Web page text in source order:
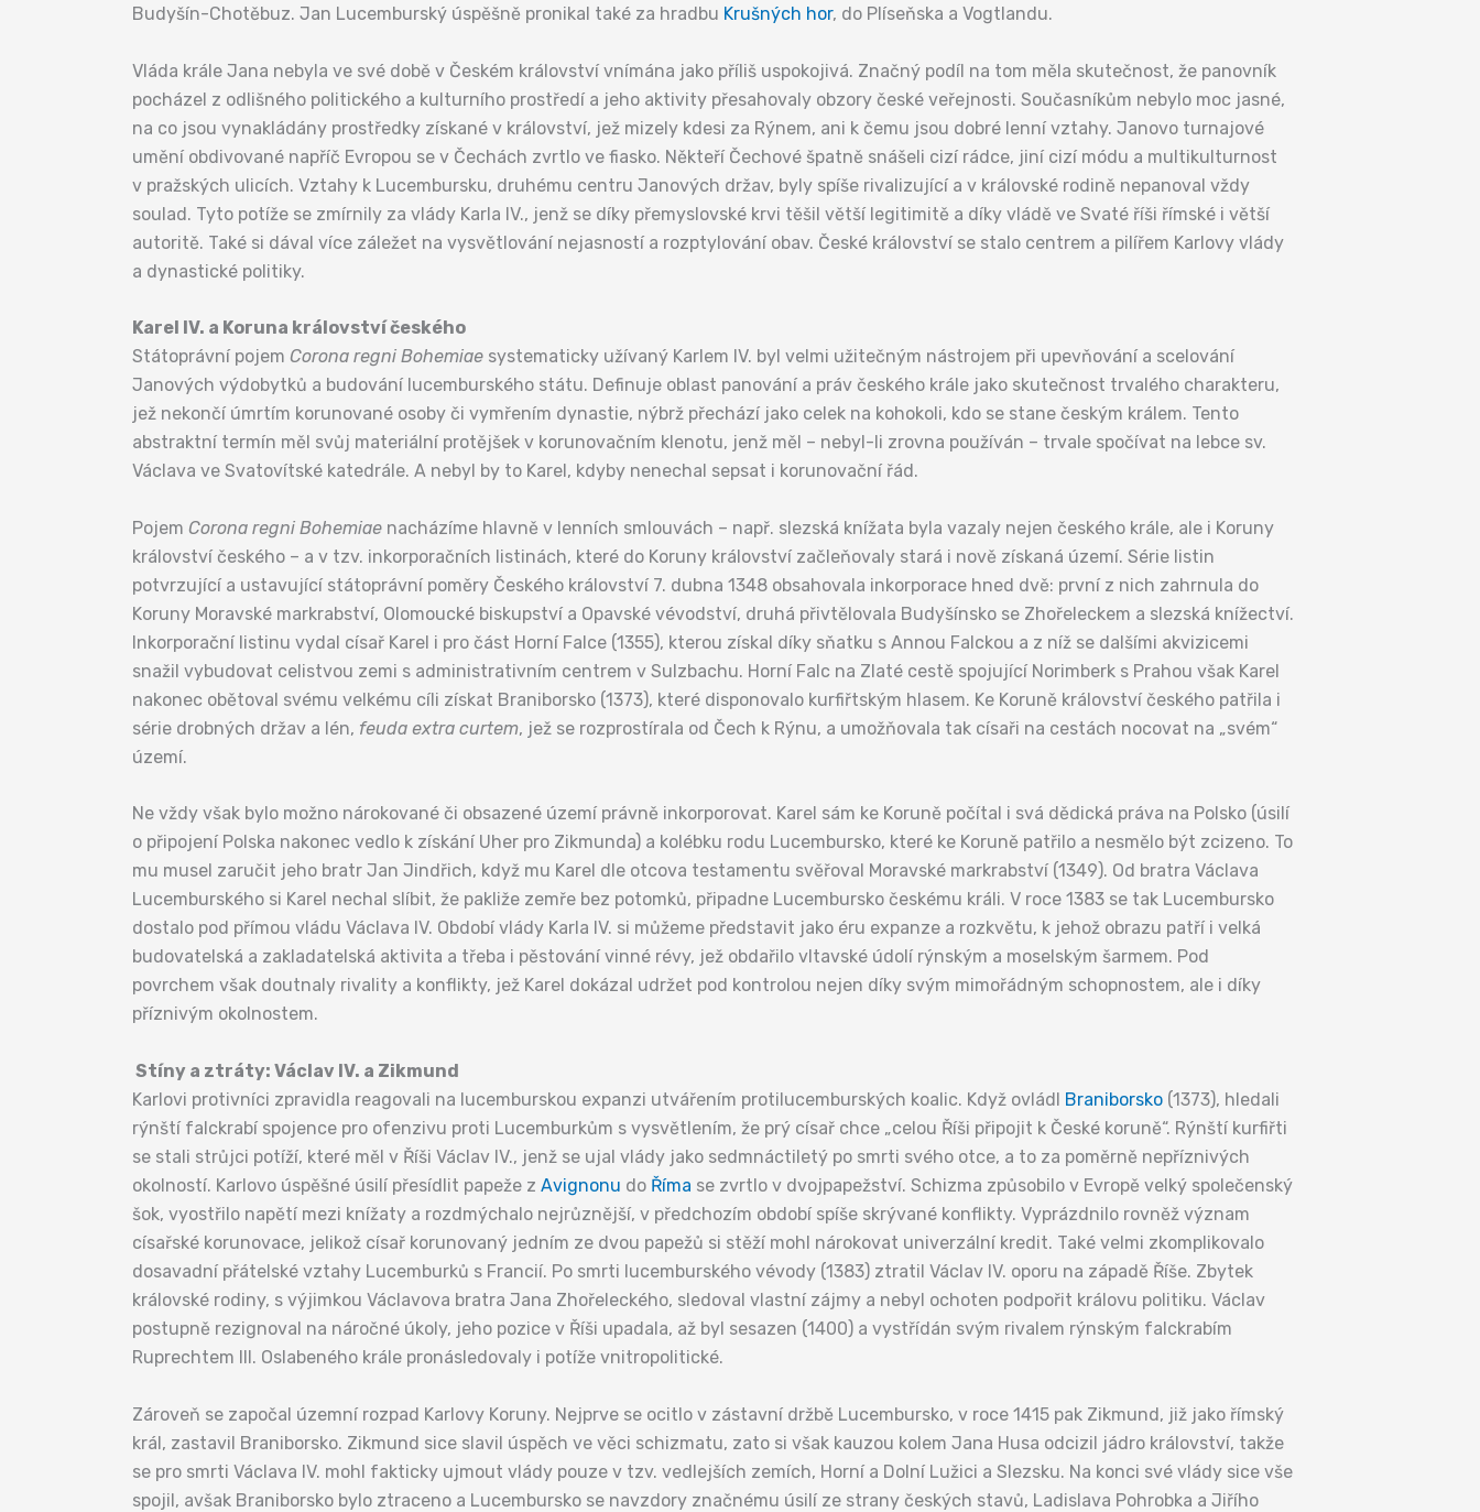
Budyšín-Chotěbuz. Jan Lucemburský úspěšně pronikal také za hradbu Krušných hor, do Plíseňska a Vogtlandu.
Vláda krále Jana nebyla ve své době v Českém království vnímána jako příliš uspokojivá. Značný podíl na tom měla skutečnost, že panovník
pocházel z odlišného politického a kulturního prostředí a jeho aktivity přesahovaly obzory české veřejnosti. Současníkům nebylo moc jasné,
na co jsou vynakládány prostředky získané v království, jež mizely kdesi za Rýnem, ani k čemu jsou dobré lenní vztahy. Janovo turnajové
umění obdivované napříč Evropou se v Čechách zvrtlo ve fiasko. Někteří Čechové špatně snášeli cizí rádce, jiní cizí módu a multikulturnost
v pražských ulicích. Vztahy k Lucembursku, druhému centru Janových držav, byly spíše rivalizující a v královské rodině nepanoval vždy
soulad. Tyto potíže se zmírnily za vlády Karla IV., jenž se díky přemyslovské krvi těšil větší legitimitě a díky vládě ve Svaté říši římské i větší
autoritě. Také si dával více záležet na vysvětlování nejasností a rozptylování obav. České království se stalo centrem a pilířem Karlovy vlády
a dynastické politiky.
Karel IV. a Koruna království českého
Státoprávní pojem Corona regni Bohemiae systematicky užívaný Karlem IV. byl velmi užitečným nástrojem při upevňování a scelování
Janových výdobytků a budování lucemburského státu. Definuje oblast panování a práv českého krále jako skutečnost trvalého charakteru,
jež nekončí úmrtím korunované osoby či vymřením dynastie, nýbrž přechází jako celek na kohokoli, kdo se stane českým králem. Tento
abstraktní termín měl svůj materiální protějšek v korunovačním klenotu, jenž měl – nebyl-li zrovna používán – trvale spočívat na lebce sv.
Václava ve Svatovítské katedrále. A nebyl by to Karel, kdyby nenechal sepsat i korunovační řád.
Pojem Corona regni Bohemiae nacházíme hlavně v lenních smlouvách – např. slezská knížata byla vazaly nejen českého krále, ale i Koruny
království českého – a v tzv. inkorporačních listinách, které do Koruny království začleňovaly stará i nově získaná území. Série listin
potvrzující a ustavující státoprávní poměry Českého království 7. dubna 1348 obsahovala inkorporace hned dvě: první z nich zahrnula do
Koruny Moravské markrabství, Olomoucké biskupství a Opavské vévodství, druhá přivtělovala Budyšínsko se Zhořeleckem a slezská knížectví.
Inkorporační listinu vydal císař Karel i pro část Horní Falce (1355), kterou získal díky sňatku s Annou Falckou a z níž se dalšími akvizicemi
snažil vybudovat celistvou zemi s administrativním centrem v Sulzbachu. Horní Falc na Zlaté cestě spojující Norimberk s Prahou však Karel
nakonec obětoval svému velkému cíli získat Braniborsko (1373), které disponovalo kurfiřtským hlasem. Ke Koruně království českého patřila i
série drobných držav a lén, feuda extra curtem, jež se rozprostírala od Čech k Rýnu, a umožňovala tak císaři na cestách nocovat na „svém“
území.
Ne vždy však bylo možno nárokované či obsazené území právně inkorporovat. Karel sám ke Koruně počítal i svá dědická práva na Polsko (úsilí
o připojení Polska nakonec vedlo k získání Uher pro Zikmunda) a kolébku rodu Lucembursko, které ke Koruně patřilo a nesmělo být zcizeno. To
mu musel zaručit jeho bratr Jan Jindřich, když mu Karel dle otcova testamentu svěřoval Moravské markrabství (1349). Od bratra Václava
Lucemburského si Karel nechal slíbit, že pakliže zemře bez potomků, připadne Lucembursko českému králi. V roce 1383 se tak Lucembursko
dostalo pod přímou vládu Václava IV. Období vlády Karla IV. si můžeme představit jako éru expanze a rozkvětu, k jehož obrazu patří i velká
budovatelská a zakladatelská aktivita a třeba i pěstování vinné révy, jež obdařilo vltavské údolí rýnským a moselským šarmem. Pod
povrchem však doutnaly rivality a konflikty, jež Karel dokázal udržet pod kontrolou nejen díky svým mimořádným schopnostem, ale i díky
příznivým okolnostem.
Stíny a ztráty: Václav IV. a Zikmund
Karlovi protivníci zpravidla reagovali na lucemburskou expanzi utvářením protilucemburských koalic. Když ovládl Braniborsko (1373), hledali
rýnští falckrabí spojence pro ofenzivu proti Lucemburkům s vysvětlením, že prý císař chce „celou Říši připojit k České koruně“. Rýnští kurfiřti
se stali strůjci potíží, které měl v Říši Václav IV., jenž se ujal vlády jako sedmnáctiletý po smrti svého otce, a to za poměrně nepříznivých
okolností. Karlovo úspěšné úsilí přesídlit papeže z Avignonu do Říma se zvrtlo v dvojpapežství. Schizma způsobilo v Evropě velký společenský
šok, vyostřilo napětí mezi knížaty a rozdmýchalo nejrůznější, v předchozím období spíše skrývané konflikty. Vyprázdnilo rovněž význam
císařské korunovace, jelikož císař korunovaný jedním ze dvou papežů si stěží mohl nárokovat univerzální kredit. Také velmi zkomplikovalo
dosavadní přátelské vztahy Lucemburků s Francií. Po smrti lucemburského vévody (1383) ztratil Václav IV. oporu na západě Říše. Zbytek
královské rodiny, s výjimkou Václavova bratra Jana Zhořeleckého, sledoval vlastní zájmy a nebyl ochoten podpořit královu politiku. Václav
postupně rezignoval na náročné úkoly, jeho pozice v Říši upadala, až byl sesazen (1400) a vystřídán svým rivalem rýnským falckrabím
Ruprechtem III. Oslabeného krále pronásledovaly i potíže vnitropolitické.
Zároveň se započal územní rozpad Karlovy Koruny. Nejprve se ocitlo v zástavní držbě Lucembursko, v roce 1415 pak Zikmund, již jako římský
král, zastavil Braniborsko. Zikmund sice slavil úspěch ve věci schizmatu, zato si však kauzou kolem Jana Husa odcizil jádro království, takže
se pro smrti Václava IV. mohl fakticky ujmout vlády pouze v tzv. vedlejších zemích, Horní a Dolní Lužici a Slezsku. Na konci své vlády sice vše
spojil, avšak Braniborsko bylo ztraceno a Lucembursko se navzdory značnému úsilí ze strany českých stavů, Ladislava Pohrobka a Jiřího